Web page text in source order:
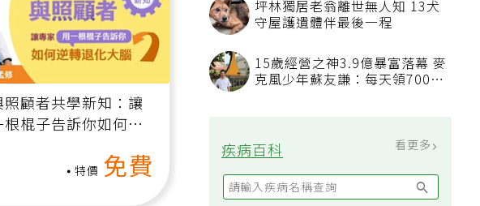
坪林獨居老翁離世無人知 13犬
守屋護遺體伴最後一程
15歲經營之神3.9億暴富落幕 麥
克風少年蘇友謙：每天領700元
疾病百科
照顧者共學新知：讓
根棍子告訴你如何逆
腦（線上影音課）
免費